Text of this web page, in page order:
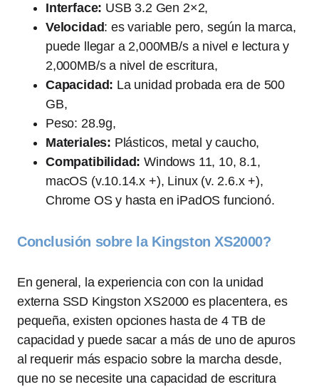
Interface: USB 3.2 Gen 2×2,
Velocidad: es variable pero, según la marca,
puede llegar a 2,000MB/s a nivel e lectura y
2,000MB/s a nivel de escritura,
Capacidad: La unidad probada era de 500
GB,
Peso: 28.9g,
Materiales: Plásticos, metal y caucho,
Compatibilidad: Windows 11, 10, 8.1,
macOS (v.10.14.x +), Linux (v. 2.6.x +),
Chrome OS y hasta en iPadOS funcionó.
Conclusión sobre la Kingston XS2000?
En general, la experiencia con con la unidad
externa SSD Kingston XS2000 es placentera, es
pequeña, existen opciones hasta de 4 TB de
capacidad y puede sacar a más de uno de apuros
al requerir más espacio sobre la marcha desde,
que no se necesite una capacidad de escritura